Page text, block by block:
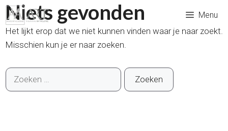
Ga
naar
de
inhoud
Menu
Niets gevonden
Het lijkt erop dat we niet kunnen vinden waar je naar zoekt.
Misschien kun je er naar zoeken.
Zoek
naar: